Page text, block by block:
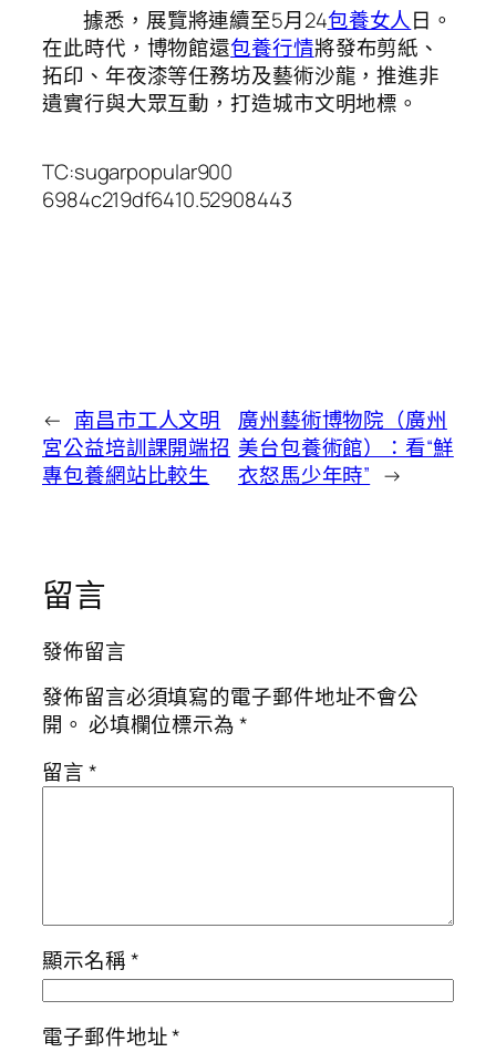
據悉，展覽將連續至5月24包養女人日。
在此時代，博物館還包養行情將發布剪紙、
拓印、年夜漆等任務坊及藝術沙龍，推進非
遺實行與大眾互動，打造城市文明地標。
TC:sugarpopular900
6984c219df6410.52908443
← 南昌市工人文明
宮公益培訓課開端招
專包養網站比較生
廣州藝術博物院（廣州
美台包養術館）：看“鮮
衣怒馬少年時” →
留言
發佈留言
發佈留言必須填寫的電子郵件地址不會公
開。 必填欄位標示為*
留言*
顯示名稱*
電子郵件地址*